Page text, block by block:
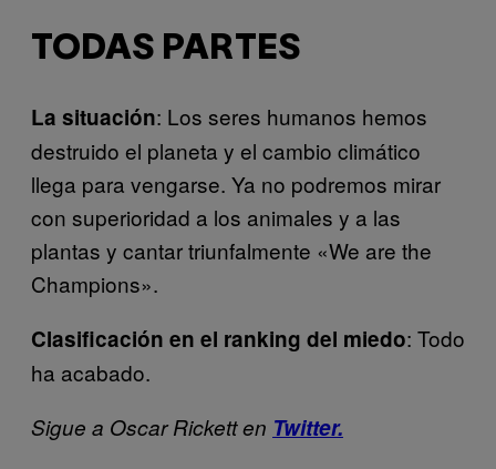
TODAS PARTES
La situación: Los seres humanos hemos
destruido el planeta y el cambio climático
llega para vengarse. Ya no podremos mirar
con superioridad a los animales y a las
plantas y cantar triunfalmente «We are the
Champions».
Clasificación en el ranking del miedo: Todo
ha acabado.
Sigue a Oscar Rickett en Twitter.